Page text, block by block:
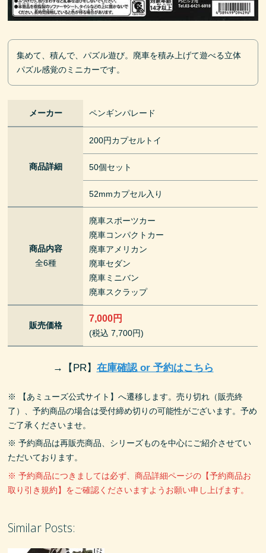
集めて、積んで、パズル遊び。廃車を積み上げて遊べる立体
パズル感覚のミニカーです。
メーカー ペンギンパレード
商品詳細
200円カプセルトイ
50個セット
52mmカプセル入り
商品内容
全6種
廃車スポーツカー
廃車コンパクトカー
廃車アメリカン
廃車セダン
廃車ミニバン
廃車スクラップ
販売価格
7,000円
(税込 7,700円)
→ 【PR】 在庫確認 or 予約はこちら
※ 【あミューズ公式サイト】へ遷移します。売り切れ（販売終
了）、予約商品の場合は受付締め切りの可能性がございます。予め
ご了承くださいませ。
※ 予約商品は再販売商品、シリーズものを中心にご紹介させてい
ただいております。
※ 予約商品につきましては必ず、商品詳細ページの【予約商品お
取り引き規約】をご確認くださいますようお願い申し上げます。
Similar Posts: